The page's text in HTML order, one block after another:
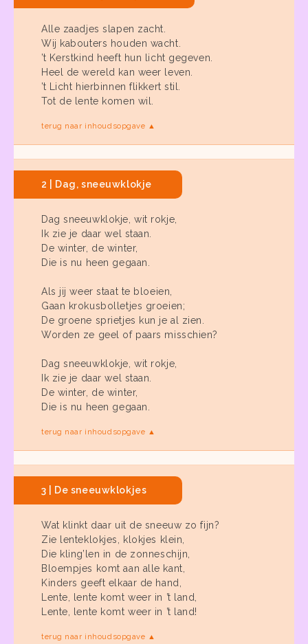
Alle zaadjes slapen zacht.
Wij kabouters houden wacht.
’t Kerstkind heeft hun licht gegeven.
Heel de wereld kan weer leven.
’t Licht hierbinnen flikkert stil.
Tot de lente komen wil.
terug naar inhoudsopgave ▲
2 | Dag, sneeuwklokje
Dag sneeuwklokje, wit rokje,
Ik zie je daar wel staan.
De winter, de winter,
Die is nu heen gegaan.
Als jij weer staat te bloeien,
Gaan krokusbolletjes groeien;
De groene sprietjes kun je al zien.
Worden ze geel of paars misschien?
Dag sneeuwklokje, wit rokje,
Ik zie je daar wel staan.
De winter, de winter,
Die is nu heen gegaan.
terug naar inhoudsopgave ▲
3 | De sneeuwklokjes
Wat klinkt daar uit de sneeuw zo fijn?
Zie lenteklokjes, klokjes klein,
Die kling’len in de zonneschijn,
Bloempjes komt aan alle kant,
Kinders geeft elkaar de hand,
Lente, lente komt weer in ’t land,
Lente, lente komt weer in ’t land!
terug naar inhoudsopgave ▲